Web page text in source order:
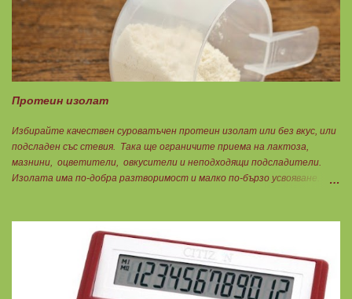
маслото. От по-дребни видове преработка е по-щадяща.
Технологията на пречистване и концентрация на рибеното масло до
омега-3 мастни киселини е различна. Крайната форма е или етил-
естерна от молекулярното пречистване, или триглицеридна чрез
обратен процес на реестеризация. Винаги избирайте
форма. И накрая е важно ...
Протеин изолат
Избирайте качествен суроватъчен протеин изолат или без вкус, или
подсладен със стевия. Така ще ограничите приема на лактоза,
мазнини, оцветители, овкусители и неподходящи подсладители.
Изолата има по-добра разтворимост и малко по-бързо усвояване.
и по този начин се избягват проблемите със алергии, задържане на
вода, подуване на стомаха, диария или друг тип дискомфорт.